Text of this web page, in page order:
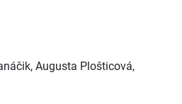
Augusta Plošticová,